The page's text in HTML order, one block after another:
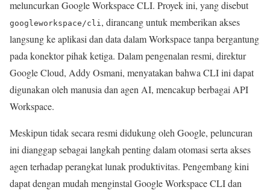
meluncurkan Google Workspace CLI. Proyek ini, yang disebut
googleworkspace/cli, dirancang untuk memberikan akses
langsung ke aplikasi dan data dalam Workspace tanpa bergantung
pada konektor pihak ketiga. Dalam pengenalan resmi, direktur
Google Cloud, Addy Osmani, menyatakan bahwa CLI ini dapat
digunakan oleh manusia dan agen AI, mencakup berbagai API
Workspace.
Meskipun tidak secara resmi didukung oleh Google, peluncuran
ini dianggap sebagai langkah penting dalam otomasi serta akses
agen terhadap perangkat lunak produktivitas. Pengembang kini
dapat dengan mudah menginstal Google Workspace CLI dan